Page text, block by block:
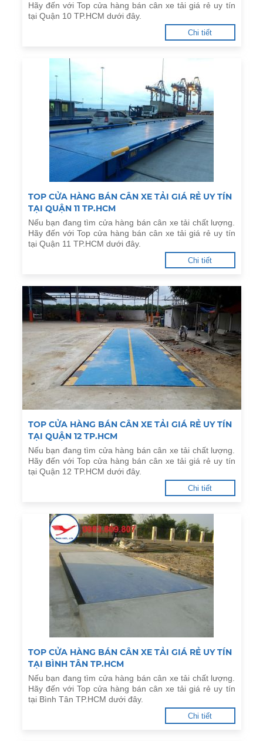
Hãy đến với Top cửa hàng bán cân xe tải giá rẻ uy tín
tại Quận 10 TP.HCM dưới đây.
Chi tiết
TOP CỬA HÀNG BÁN CÂN XE TẢI GIÁ RẺ UY TÍN
TẠI QUẬN 11 TP.HCM
Nếu bạn đang tìm cửa hàng bán cân xe tải chất lượng.
Hãy đến với Top cửa hàng bán cân xe tải giá rẻ uy tín
tại Quận 11 TP.HCM dưới đây.
Chi tiết
TOP CỬA HÀNG BÁN CÂN XE TẢI GIÁ RẺ UY TÍN
TẠI QUẬN 12 TP.HCM
Nếu bạn đang tìm cửa hàng bán cân xe tải chất lượng.
Hãy đến với Top cửa hàng bán cân xe tải giá rẻ uy tín
tại Quận 12 TP.HCM dưới đây.
Chi tiết
TOP CỬA HÀNG BÁN CÂN XE TẢI GIÁ RẺ UY TÍN
TẠI BÌNH TÂN TP.HCM
Nếu bạn đang tìm cửa hàng bán cân xe tải chất lượng.
Hãy đến với Top cửa hàng bán cân xe tải giá rẻ uy tín
tại Bình Tân TP.HCM dưới đây.
Chi tiết